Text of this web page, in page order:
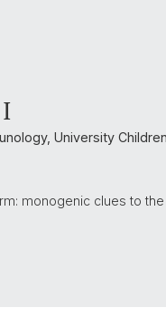
University
monogenic clues to